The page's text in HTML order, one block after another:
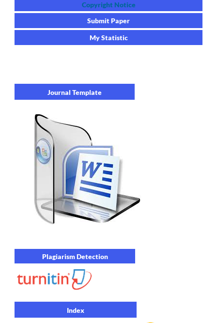
Copyright Notice
Submit Paper
My Statistic
Journal Template
Plagiarism Detection
Index